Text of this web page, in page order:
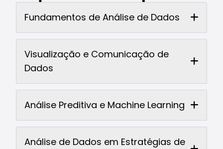
Fundamentos de Análise de Dados
Visualização e Comunicação de
Dados
Análise Preditiva e Machine Learning
Análise de Dados em Estratégias de